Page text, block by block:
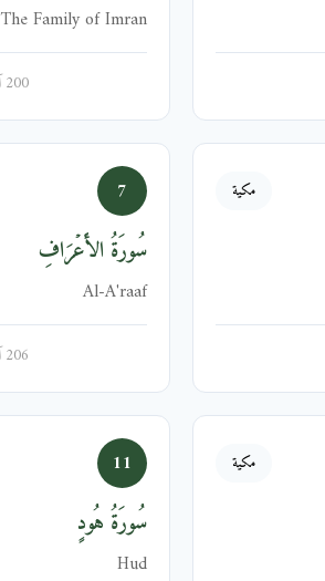
The Family of Imran
200 آية
مكية 7
سُورَةُ الأَعۡرَافِ
Al-A'raaf
206 آية
مكية 11
سُورَةُ هُودٍ
Hud